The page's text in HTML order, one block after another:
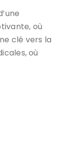
où
clé vers la
où